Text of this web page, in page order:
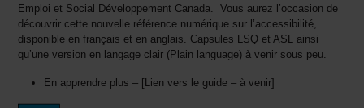
Emploi et Social Développement Canada. Vous aurez l’occasion de
découvrir cette nouvelle référence numérique sur l’accessibilité,
disponible en français et en anglais. Capsules LSQ et ASL ainsi
qu’une version en langage clair (Plain language) à venir sous peu.
En apprendre plus – [Lien vers le guide – à venir]